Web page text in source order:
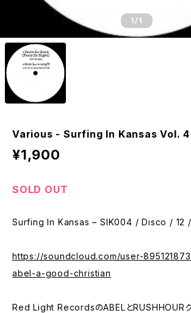
1/1
Various - Surfing In Kansas Vol.
¥1,900
SOLD OUT
Surfing In Kansas – SIK004 / Disco / 12 /
https://soundcloud.com/user-
abel-a-good-christian
Red Light RecordsのABELとRUSHHOURク